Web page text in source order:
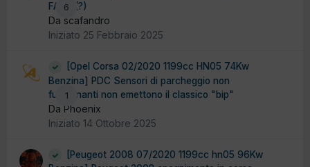
6
FASE (?)
Da scafandro
Iniziato 25 Febbraio 2025
1
[Opel Corsa 02/2020 1199cc HN05 74Kw
Benzina] PDC Sensori di parcheggio non
funzionanti non emettono il classico "bip"
Da Phoenix
Iniziato 14 Ottobre 2025
[Peugeot 2008 07/2020 1199cc hn05 96Kw